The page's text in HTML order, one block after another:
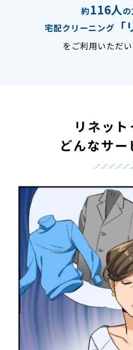
約116人
宅配クリーニング
をご利用いただ
リネット
どんなサー